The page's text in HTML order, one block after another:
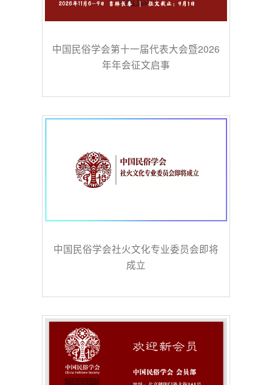
中国民俗学会第十一届代表大会暨2026
年年会征文启事
中国民俗学会社火文化专业委员会即将
成立